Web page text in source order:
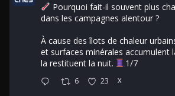
Pourquoi fait-il souvent plus
dans les campagnes alentour ?
À cause des îlots de chaleur
et surfaces minérales accumulent
la restituent la nuit.
1/7
6 23 X